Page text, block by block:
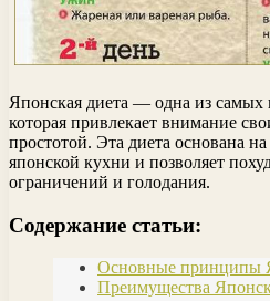
Японская диета — одна из самых
которая привлекает внимание
простотой. Эта диета основана
японской кухни и позволяет
ограничений и голодания.
Содержание статьи:
Основные принципы
Преимущества